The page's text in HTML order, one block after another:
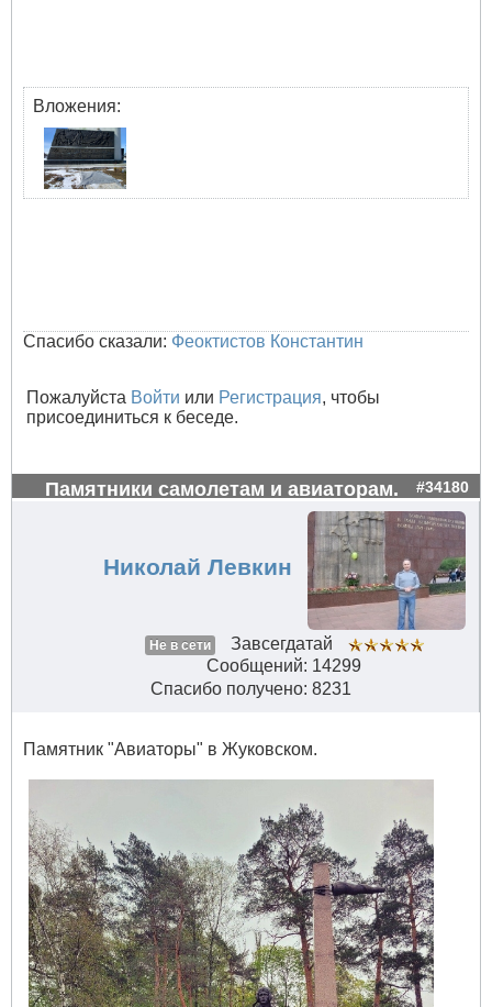
Вложения:
Спасибо сказали: Феоктистов Константин
Пожалуйста Войти или Регистрация, чтобы
присоединиться к беседе.
Памятники самолетам и авиаторам. #34180
Николай Левкин
Не в сети
Завсегдатай
Сообщений: 14299
Спасибо получено: 8231
Памятник "Авиаторы" в Жуковском.